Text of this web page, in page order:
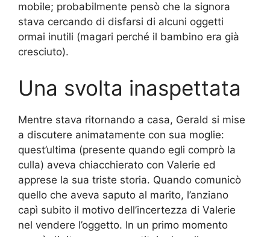
mobile; probabilmente pensò che la signora
stava cercando di disfarsi di alcuni oggetti
ormai inutili (magari perché il bambino era già
cresciuto).
Una svolta inaspettata
Mentre stava ritornando a casa, Gerald si mise
a discutere animatamente con sua moglie:
quest’ultima (presente quando egli comprò la
culla) aveva chiacchierato con Valerie ed
apprese la sua triste storia. Quando comunicò
quello che aveva saputo al marito, l’anziano
capì subito il motivo dell’incertezza di Valerie
nel vendere l’oggetto. In un primo momento